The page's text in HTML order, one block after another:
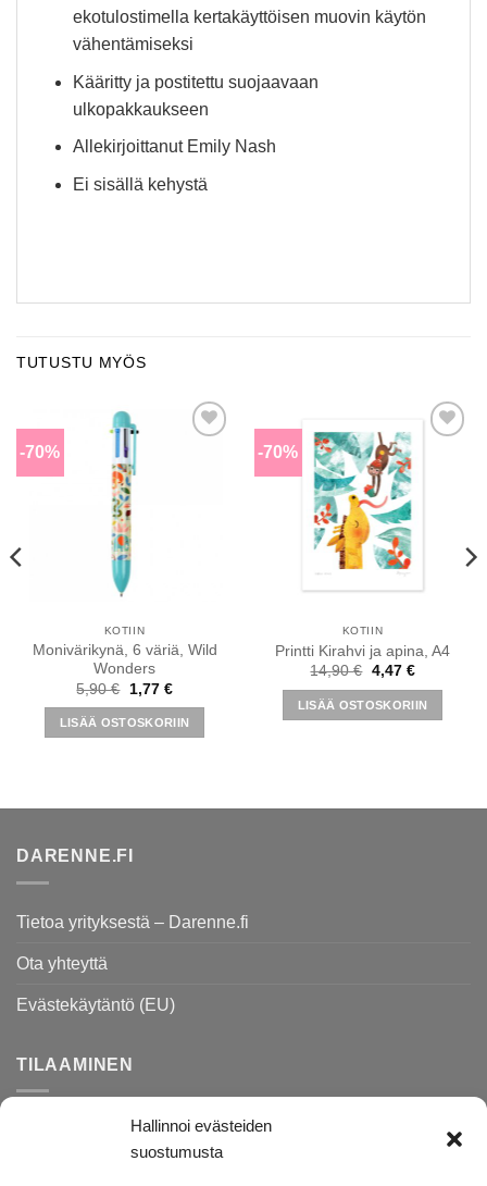
Hallinnoi evästeiden
suostumusta
ekotulostimella kertakäyttöisen muovin käytön
vähentämiseksi
Kääritty ja postitettu suojaavaan
ulkopakkaukseen
Allekirjoittanut Emily Nash
Ei sisällä kehystä
TUTUSTU MYÖS
-70%
toivomuslistalle
KOTIIN
Monivärikynä, 6 väriä, Wild
Wonders
5,90€
Alkuperäinen
hinta
oli:
5,90 €.
1,77 €Nykyinen
on:
1,77 €.
LISÄÄ OSTOSKORIIN
-70%
Lisää
toivomuslistalle
KOTIIN
Printti Kirahvi ja apina, A4
14,90€ Alkuperäinen
oli:
14,90 €.
4,47 €Nykyinen
on:
4,47 €.
LISÄÄ OSTOSKORIIN
DARENNE.FI
Tietoa yrityksestä – Darenne.fi
Ota yhteyttä
Evästekäytäntö (EU)
TILAAMINEN
Rekisteri- ja tietosuojaseloste